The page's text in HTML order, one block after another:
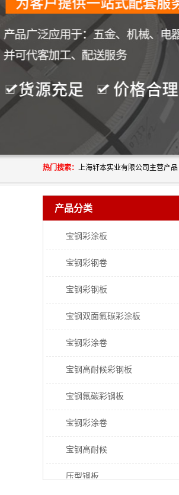
热门搜索：
产品分类
宝钢彩涂板
宝钢彩钢卷
宝钢彩钢板
宝钢双面氟碳彩涂板
宝钢彩涂卷
宝钢高耐候彩钢板
宝钢氟碳彩钢板
宝钢彩涂卷
宝钢高耐候
压型钢板